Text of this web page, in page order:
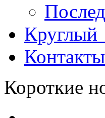
Контакты
Короткие